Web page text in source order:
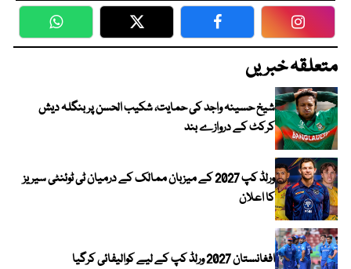
WhatsApp Twitter Facebook
متعلقہ خبریں
شیخ حسینہ واجد کی حمایت، شکیب الحسن پر بنگلہ دیش
کرکٹ کے دروازے بند
ورلڈ کپ 2027 کے میزبان ممالک کے درمیان ٹی ٹوئنٹی سیریز
کا اعلان
افغانستان 2027 ورلڈ کپ کے لیے کوالیفائی کرگیا